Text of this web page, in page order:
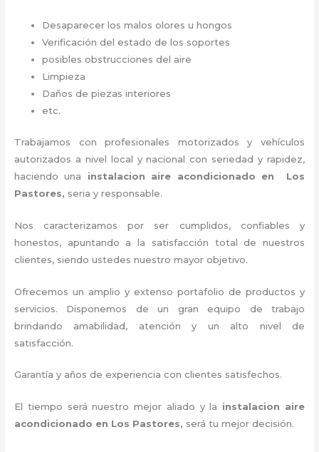
Desaparecer los malos olores u hongos
Verificación del estado de los soportes
posibles obstrucciones del aire
Limpieza
Daños de piezas interiores
etc.
Trabajamos con profesionales motorizados y vehículos
autorizados a nivel local y nacional con seriedad y rapidez,
haciendo una instalacion aire acondicionado en Los
Pastores, seria y responsable.
Nos caracterizamos por ser cumplidos, confiables y
honestos, apuntando a la satisfacción total de nuestros
clientes, siendo ustedes nuestro mayor objetivo.
Ofrecemos un amplio y extenso portafolio de productos y
servicios. Disponemos de un gran equipo de trabajo
brindando amabilidad, atención y un alto nivel de
satisfacción.
Garantía y años de experiencia con clientes satisfechos.
El tiempo será nuestro mejor aliado y la instalacion aire
acondicionado en Los Pastores, será tu mejor decisión.